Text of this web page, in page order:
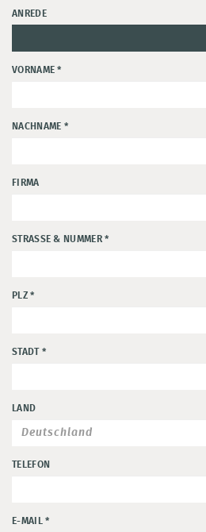
ANREDE
VORNAME*
NACHNAME *
FIRMA
STRASSE & NUMMER*
PLZ*
STADT *
LAND
TELEFON
E-MAIL*